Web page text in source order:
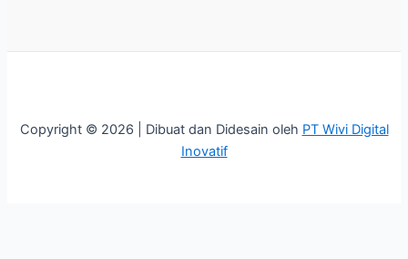
Copyright © 2026 | Dibuat dan Didesain oleh PT Wivi Digital
Inovatif